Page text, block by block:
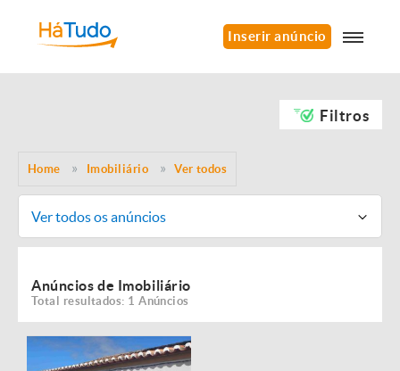
Inserir anúncio
Filtros
Home Imobiliário Ver todos
Ver todos os anúncios
Anúncios de Imobiliário
Total resultados: 1 Anúncios